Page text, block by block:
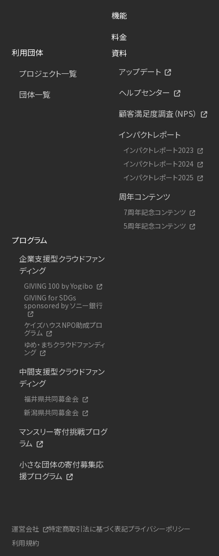
機能
料金
利用団体
プロジェクト一覧
団体一覧
資料
アップデート
ヘルプセンター
顧客満足度調査（NPS）
インパクトレポート
インパクトレポート2023
インパクトレポート2024
インパクトレポート2025
周年コンテンツ
7周年記念コンテンツ
5周年記念コンテンツ
プログラム
企業支援型クラウドファン
ディング
GIVING 100 by Yogibo
GIVING for SDGs
sponsored by ソニー銀行
ケイズハウスNPO助成プロ
グラム
ゆめ・まちクラウドファンディ
ング
中間支援型クラウドファン
ディング
福井県共同募金会
新潟県共同募金会
マンスリー寄付挑戦プログ
ラム
小さな団体の寄付募集応
援プログラム
運営会社 特定商取引法に基づく表記プライバシーポリシー
利用規約